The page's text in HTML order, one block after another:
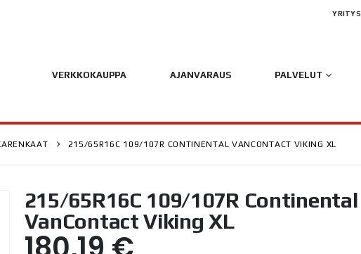
YRITYS
VERKKOKAUPPA AJANVARAUS PALVELUT
215/65R16C 109/107R CONTINENTAL VANCONTACT VIKING XL
215/65R16C 109/107R Continental
VanContact Viking XL